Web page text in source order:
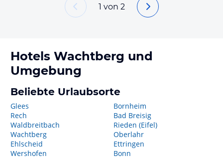
1 von 2
Hotels Wachtberg und
Umgebung
Beliebte Urlaubsorte
Glees
Rech
Waldbreitbach
Wachtberg
Ehlscheid
Wershofen
Bornheim
Bad Breisig
Rieden (Eifel)
Oberlahr
Ettringen
Bonn